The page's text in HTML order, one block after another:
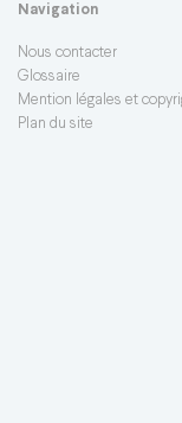
Navigation
Nous contacter
Glossaire
Mention légales et
Plan du site